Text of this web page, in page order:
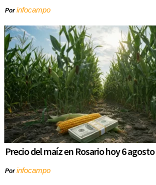
Porinfocampo
Precio del maíz en Rosario hoy 6 agosto
Porinfocampo